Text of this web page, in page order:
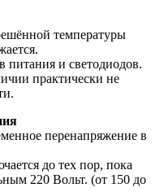
температуры
питания и светодиодов.
практически не
перенапряжение в
до тех пор, пока
220 Вольт. (от 150 до